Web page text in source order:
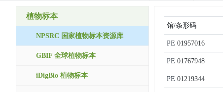
植物标本
NPSRC 国家植物标本资源库
GBIF 全球植物标本
iDigBio 植物标本
馆/条形码
PE 01957016
PE 01767948
PE 01219344